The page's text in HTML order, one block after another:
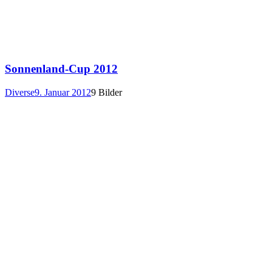
Sonnenland-Cup 2012
Diverse9. Januar 20129 Bilder